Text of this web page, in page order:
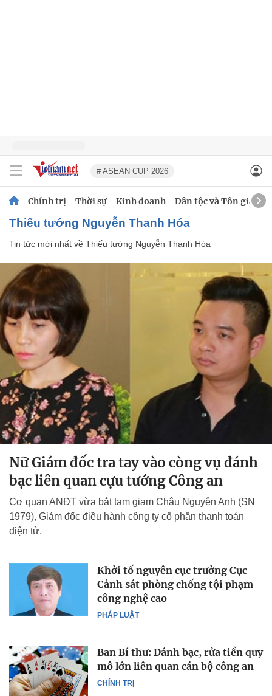
# ASEAN CUP 2026
Chính trị Thời sự Kinh doanh Dân tộc và Tôn giáo
Thiếu tướng Nguyễn Thanh Hóa
Tin tức mới nhất về Thiếu tướng Nguyễn Thanh Hóa
Nữ Giám đốc tra tay vào còng vụ đánh
bạc liên quan cựu tướng Công an
Cơ quan ANĐT vừa bắt tạm giam Châu Nguyên Anh (SN
1979), Giám đốc điều hành công ty cổ phần thanh toán
điện tử.
PHÁP LUẬT
Khởi tố nguyên cục trưởng Cục
Cảnh sát phòng chống tội phạm
công nghệ cao
CHÍNH TRỊ
Ban Bí thư: Đánh bạc, rửa tiền quy
mô lớn liên quan cán bộ công an